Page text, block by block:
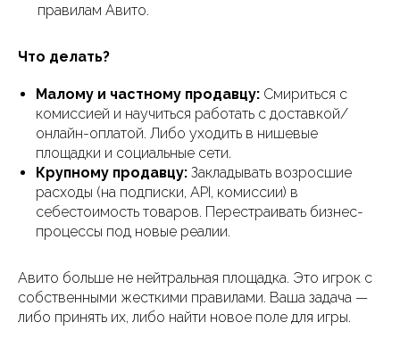
правилам Авито.
Что делать?
Малому и частному продавцу: Смириться с
комиссией и научиться работать с доставкой/
онлайн-оплатой. Либо уходить в нишевые
площадки и социальные сети.
Крупному продавцу: Закладывать возросшие
расходы (на подписки, API, комиссии) в
себестоимость товаров. Перестраивать бизнес-
процессы под новые реалии.
Авито больше не нейтральная площадка. Это игрок с
собственными жесткими правилами. Ваша задача —
либо принять их, либо найти новое поле для игры.